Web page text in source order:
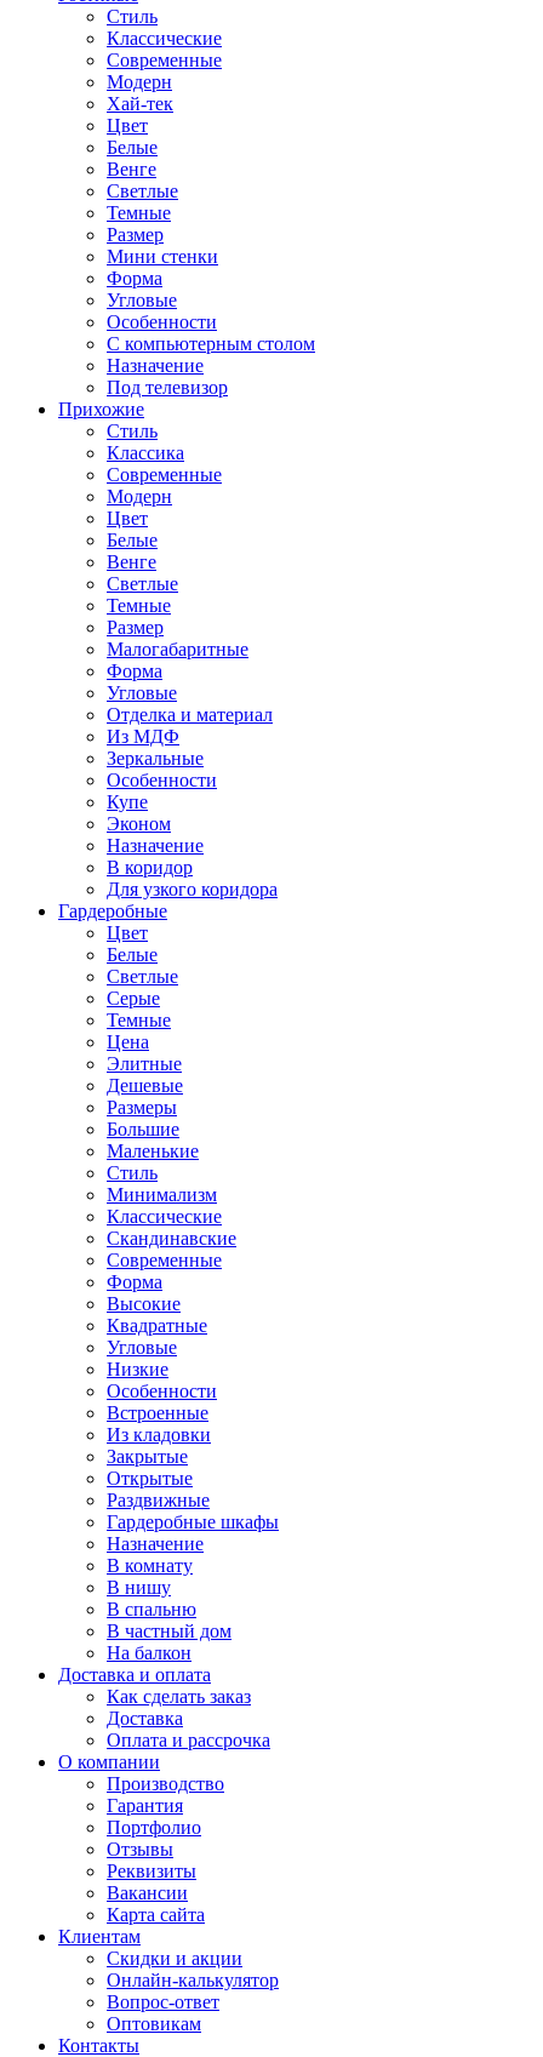
Стиль
Классические
Современные
Модерн
Хай-тек
Цвет
Белые
Венге
Светлые
Темные
Размер
Мини стенки
Форма
Угловые
Особенности
С компьютерным столом
Назначение
Под телевизор
Прихожие
Стиль
Классика
Современные
Модерн
Цвет
Белые
Венге
Светлые
Темные
Размер
Малогабаритные
Форма
Угловые
Отделка и материал
Из МДФ
Зеркальные
Особенности
Купе
Эконом
Назначение
В коридор
Для узкого коридора
Гардеробные
Цвет
Белые
Светлые
Серые
Темные
Цена
Элитные
Дешевые
Размеры
Большие
Маленькие
Стиль
Минимализм
Классические
Скандинавские
Современные
Форма
Высокие
Квадратные
Угловые
Низкие
Особенности
Встроенные
Из кладовки
Закрытые
Открытые
Раздвижные
Гардеробные шкафы
Назначение
В комнату
В нишу
В спальню
В частный дом
На балкон
Доставка и оплата
Как сделать заказ
Доставка
Оплата и рассрочка
О компании
Производство
Гарантия
Портфолио
Отзывы
Реквизиты
Вакансии
Карта сайта
Клиентам
Скидки и акции
Онлайн-калькулятор
Вопрос-ответ
Оптовикам
Контакты